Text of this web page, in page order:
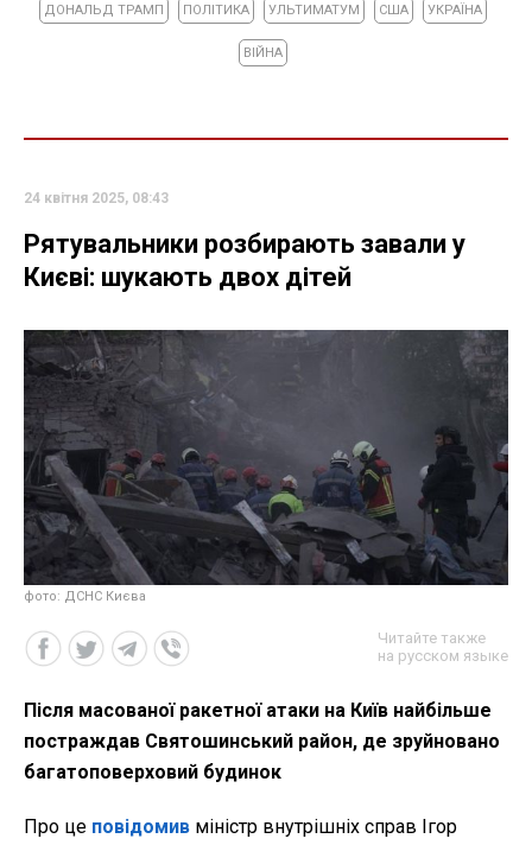
ДОНАЛЬД ТРАМП ПОЛІТИКА УЛЬТИМАТУМ США УКРАЇНА
ВІЙНА
24 квітня 2025, 08:43
Рятувальники розбирають завали у
Києві: шукають двох дітей
фото: ДСНС Києва
Читайте также
на русском языке
Після масованої ракетної атаки на Київ найбільше
постраждав Святошинський район, де зруйновано
багатоповерховий будинок
Про це повідомив міністр внутрішніх справ Ігор